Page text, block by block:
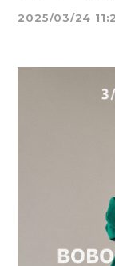
2025/03/24